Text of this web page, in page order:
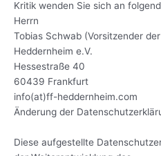
Kritik wenden Sie sich an
Herrn
Tobias Schwab (Vorsitzender
Heddernheim e.V.
Hessestraße 40
60439 Frankfurt
info(at)ff-heddernheim.com
Änderung der
Diese aufgestellte